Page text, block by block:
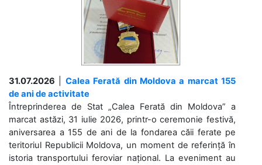
31.07.2026
Calea Ferată din Moldova a marcat 155
de ani de activitate
Întreprinderea de Stat „Calea Ferată din Moldova” a
marcat astăzi, 31 iulie 2026, printr-o ceremonie festivă,
aniversarea a 155 de ani de la fondarea căii ferate pe
teritoriul Republicii Moldova, un moment de referință în
istoria transportului feroviar național. La eveniment au